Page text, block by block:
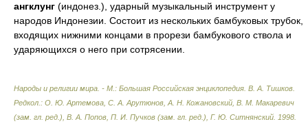
ангклунг (индонез.), ударный музыкальный инструмент у
народов Индонезии. Состоит из нескольких бамбуковых трубок,
входящих нижними концами в прорези бамбукового ствола и
ударяющихся о него при сотрясении.
Народы и религии мира. - М.: Большая Российская энциклопедия В. А. Тишков.
Редкол.: О. Ю. Артемова, С. А. Арутюнов, А. Н. Кожановский, В. М. Макаревич
(зам. гл. ред.), В. А. Попов, П. И. Пучков (зам. гл. ред.), Г. Ю. Ситнянский 1998